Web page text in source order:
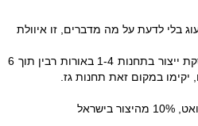
בלי לדעת על מה מדברים, זו איוולת
שטיינמיץ מכריז על הפסקת ייצור בתחנות 1-4 באורות רבין תוך 6
יקימו במקום זאת תחנות גז.